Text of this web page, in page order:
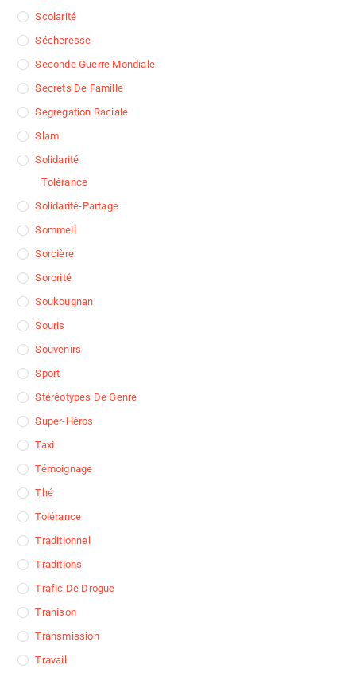
Scolarité
Sécheresse
Seconde Guerre Mondiale
Secrets De Famille
Segregation Raciale
Slam
Solidarité
Tolérance
Solidarité-Partage
Sommeil
Sorcière
Sororité
Soukougnan
Souris
Souvenirs
Sport
Stéréotypes De Genre
Super-Héros
Taxi
Témoignage
Thé
Tolérance
Traditionnel
Traditions
Trafic De Drogue
Trahison
Transmission
Travail